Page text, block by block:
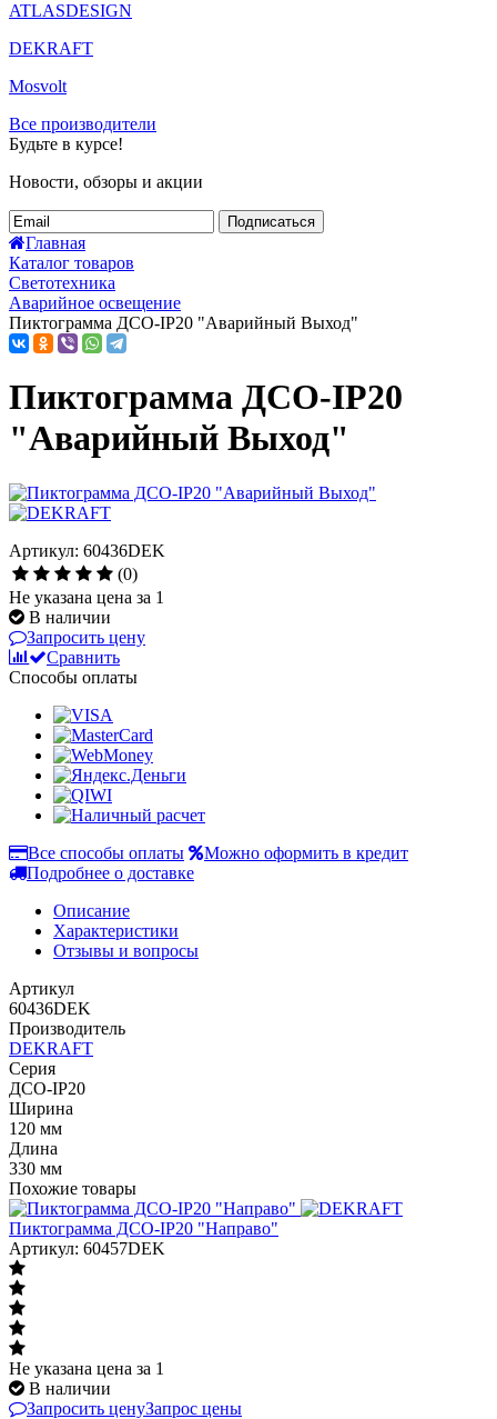
ATLASDESIGN
DEKRAFT
Mosvolt
Все производители
Будьте в курсе!
Новости, обзоры и акции
Подписаться
Главная
Каталог товаров
Светотехника
Аварийное освещение
Пиктограмма ДСО-IP20 "Аварийный Выход"
Пиктограмма ДСО-IP20
"Аварийный Выход"
Артикул: 60436DEK
(0)
Не указана цена за 1
В наличии
Запросить цену
Сравнить
Способы оплаты
Все способы оплаты
Можно оформить в кредит
Подробнее о доставке
Описание
Характеристики
Отзывы и вопросы
Артикул
60436DEK
Производитель
DEKRAFT
Серия
ДСО-IP20
Ширина
120 мм
Длина
330 мм
Похожие товары
Пиктограмма ДСО-IP20 "Направо"
Артикул: 60457DEK
Не указана цена за 1
В наличии
Запросить ценуЗапрос цены